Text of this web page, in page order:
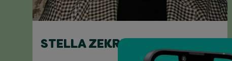
STELLA ZEKRI